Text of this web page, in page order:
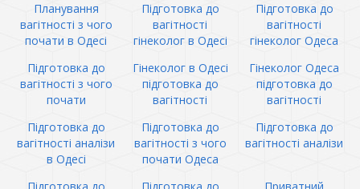
Планування
вагітності з чого
почати в Одесі
Підготовка до
вагітності
гінеколог в Одесі
Підготовка до
вагітності
гінеколог Одеса
Підготовка до
вагітності з чого
почати
Гінеколог в Одесі
підготовка до
вагітності
Гінеколог Одеса
підготовка до
вагітності
Підготовка до
вагітності аналізи
в Одесі
Підготовка до
вагітності з чого
почати Одеса
Підготовка до
вагітності аналізи